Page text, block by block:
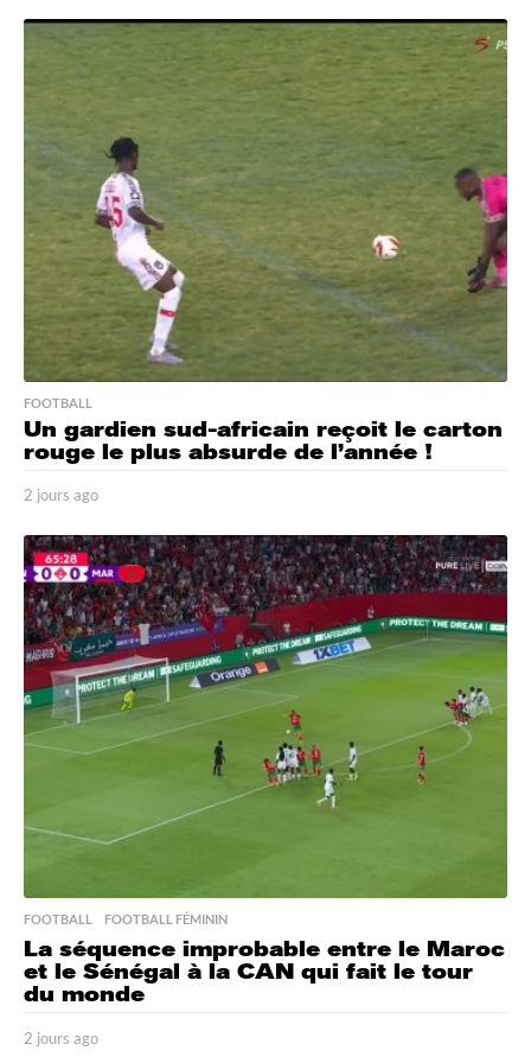
o
FOOTBALL
Un gardien sud-africain reçoit le carton
rouge le plus absurde de l’année !
2 jours ago
o
u
r
s
a
g
o
FOOTBALL ,FOOTBALL FÉMININ
La séquence improbable entre le Maroc
et le Sénégal à la CAN qui fait le tour
du monde
2 jours ago